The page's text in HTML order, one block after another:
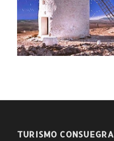
TURISMO CONSUEGRA